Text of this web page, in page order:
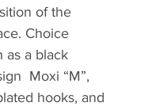
of the
Choice
as a black
Moxi “M”,
hooks, and